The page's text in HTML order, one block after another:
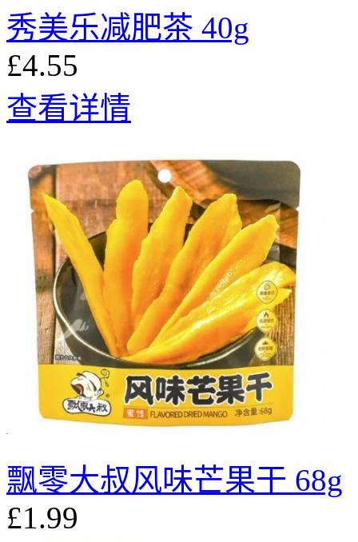
秀美乐减肥茶 40g
£4.55
查看详情
飘零大叔风味芒果干 68g
£1.99